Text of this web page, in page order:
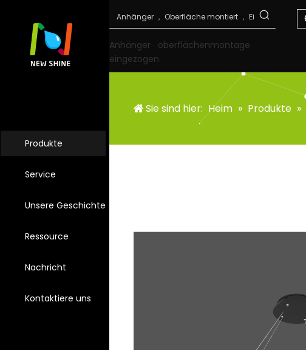
Anhänger
oberflächenmontage
eingezogen
Produkte
Service
Unsere Geschichte
Ressource
Nachricht
Kontaktiere uns
Sie sind hier: Heim » Produkte »